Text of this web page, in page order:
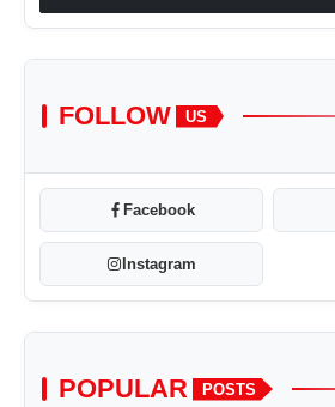
FOLLOW US
Facebook
Instagram
POPULAR POSTS